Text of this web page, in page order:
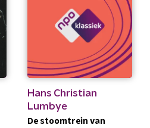
Hans Christian
Lumbye
De stoomtrein van